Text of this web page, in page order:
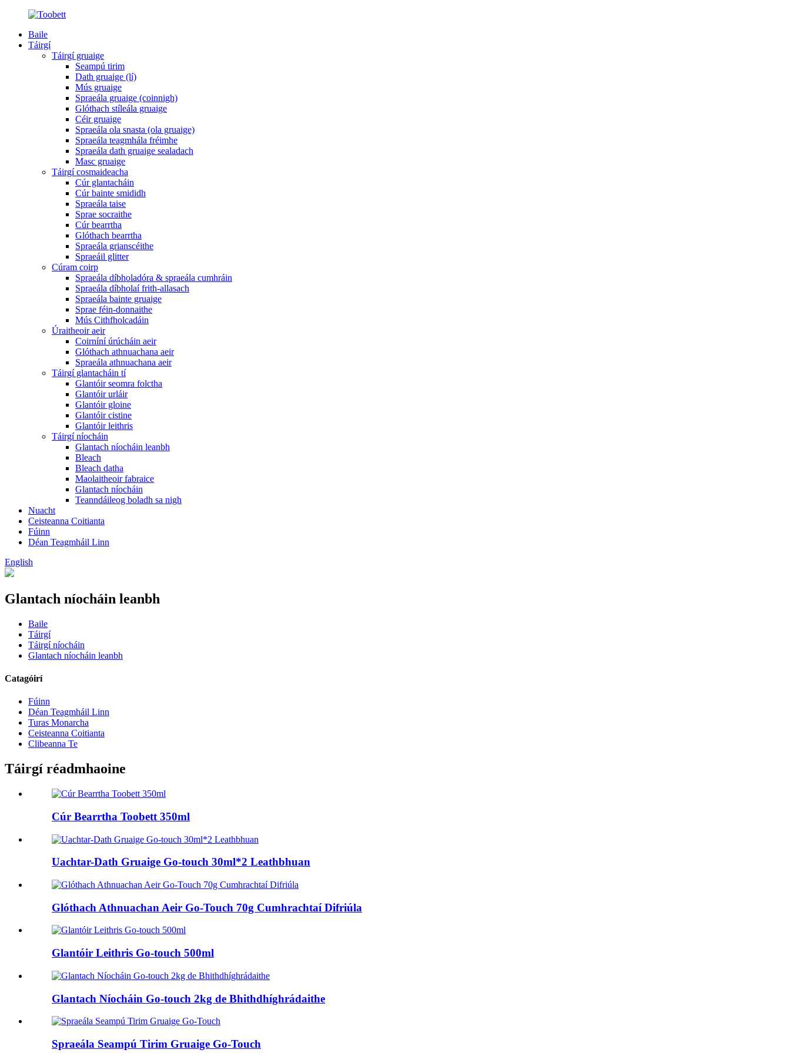
Baile
Táirgí
Táirgí gruaige
Seampú tirim
Dath gruaige (lí)
Mús gruaige
Spraeála gruaige (coinnigh)
Glóthach stíleála gruaige
Céir gruaige
Spraeála ola snasta (ola gruaige)
Spraeála teagmhála fréimhe
Spraeála dath gruaige sealadach
Masc gruaige
Táirgí cosmaideacha
Cúr glantacháin
Cúr bainte smididh
Spraeála taise
Sprae socraithe
Cúr bearrtha
Glóthach bearrtha
Spraeála grianscéithe
Spraeáil glitter
Cúram coirp
Spraeála díbholadóra & spraeála cumhráin
Spraeála díbholaí frith-allasach
Spraeála bainte gruaige
Sprae féin-donnaithe
Mús Cithfholcadáin
Úraitheoir aeir
Coirníní úrúcháin aeir
Glóthach athnuachana aeir
Spraeála athnuachana aeir
Táirgí glantacháin tí
Glantóir seomra folctha
Glantóir urláir
Glantóir gloine
Glantóir cistine
Glantóir leithris
Táirgí níocháin
Glantach níocháin leanbh
Bleach
Bleach datha
Maolaitheoir fabraice
Glantach níocháin
Teanndáileog boladh sa nigh
Nuacht
Ceisteanna Coitianta
Fúinn
Déan Teagmháil Linn
English
Glantach níocháin leanbh
Baile
Táirgí
Táirgí níocháin
Glantach níocháin leanbh
Catagóirí
Fúinn
Déan Teagmháil Linn
Turas Monarcha
Ceisteanna Coitianta
Clibeanna Te
Táirgí réadmhaoine
Cúr Bearrtha Toobett 350ml
Uachtar-Dath Gruaige Go-touch 30ml*2 Leathbhuan
Glóthach Athnuachan Aeir Go-Touch 70g Cumhrachtaí Difriúla
Glantóir Leithris Go-touch 500ml
Glantach Níocháin Go-touch 2kg de Bhithdhíghrádaithe
Spraeála Seampú Tirim Gruaige Go-Touch